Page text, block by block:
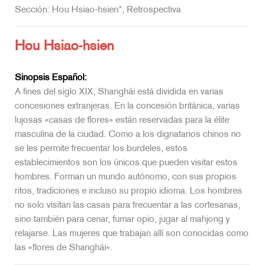
Sección: Hou Hsiao-hsien", Retrospectiva
Hou Hsiao-hsien
Sinopsis Español:
A fines del siglo XIX, Shanghái está dividida en varias
concesiones extranjeras. En la concesión británica, varias
lujosas «casas de flores» están reservadas para la élite
masculina de la ciudad. Como a los dignatarios chinos no
se les permite frecuentar los burdeles, estos
establecimientos son los únicos que pueden visitar estos
hombres. Forman un mundo autónomo, con sus propios
ritos, tradiciones e incluso su propio idioma. Los hombres
no solo visitan las casas para frecuentar a las cortesanas,
sino también para cenar, fumar opio, jugar al mahjong y
relajarse. Las mujeres que trabajan allí son conocidas como
las «flores de Shanghái».